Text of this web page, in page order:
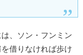
、ソン・フンミン
借りなければ歩け